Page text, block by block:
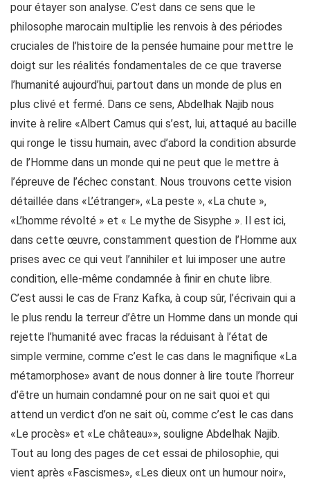
pour étayer son analyse. C’est dans ce sens que le
philosophe marocain multiplie les renvois à des périodes
cruciales de l’histoire de la pensée humaine pour mettre le
doigt sur les réalités fondamentales de ce que traverse
l’humanité aujourd’hui, partout dans un monde de plus en
plus clivé et fermé. Dans ce sens, Abdelhak Najib nous
invite à relire «Albert Camus qui s’est, lui, attaqué au bacille
qui ronge le tissu humain, avec d’abord la condition absurde
de l’Homme dans un monde qui ne peut que le mettre à
l’épreuve de l’échec constant. Nous trouvons cette vision
détaillée dans «L’étranger», «La peste », «La chute »,
«L’homme révolté » et « Le mythe de Sisyphe ». Il est ici,
dans cette œuvre, constamment question de l’Homme aux
prises avec ce qui veut l’annihiler et lui imposer une autre
condition, elle-même condamnée à finir en chute libre.
C’est aussi le cas de Franz Kafka, à coup sûr, l’écrivain qui a
le plus rendu la terreur d’être un Homme dans un monde qui
rejette l’humanité avec fracas la réduisant à l’état de
simple vermine, comme c’est le cas dans le magnifique «La
métamorphose» avant de nous donner à lire toute l’horreur
d’être un humain condamné pour on ne sait quoi et qui
attend un verdict d’on ne sait où, comme c’est le cas dans
«Le procès» et «Le château»», souligne Abdelhak Najib.
Tout au long des pages de cet essai de philosophie, qui
vient après «Fascismes», «Les dieux ont un humour noir»,